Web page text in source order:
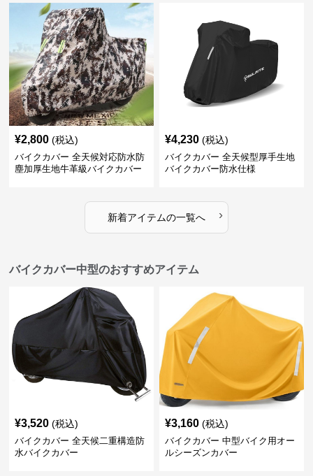
¥2,800 (税込)
バイクカバー 全天候対応防水防
塵加厚生地牛革級バイクカバー
¥4,230 (税込)
バイクカバー 全天候型厚手生地
バイクカバー防水仕様
新着アイテムの一覧へ ›
バイクカバー中型のおすすめアイテム
¥3,520 (税込)
バイクカバー 全天候二重構造防
水バイクカバー
¥3,160 (税込)
バイクカバー 中型バイク用オー
ルシーズンカバー